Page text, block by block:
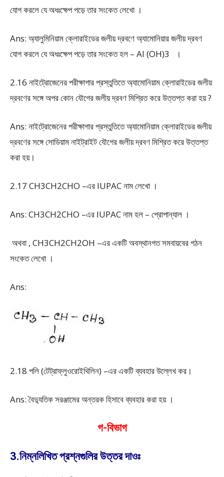
যোগ করলে যে অধঃক্ষেপ পড়ে তার সংকেত লেখো ।
Ans: অ্যালুমিনিয়াম ক্লোরাইডের জলীয় দ্রবণে অ্যামোনিয়ার জলীয় দ্রবণ
যোগ করলে যে অধঃক্ষেপ পড়ে তার সংকেত হল – Al (OH)3 ।
2.16 নাইট্রোজেনের পরীক্ষাগার প্রস্তুতিতে অ্যামোনিয়াম ক্লোরাইডের জলীয়
দ্রবণের সঙ্গে অপর কোন যৌগের জলীয় দ্রবণ মিশ্রিত করে উত্তপ্ত করা হয় ?
Ans: নাইট্রোজেনের পরীক্ষাগার প্রস্তুতিতে অ্যামোনিয়াম ক্লোরাইডের জলীয়
দ্রবণের সঙ্গে সোডিয়াম নাইট্রাইট যৌগের জলীয় দ্রবণ মিশ্রিত করে উত্তপ্ত
করা হয়।
2.17 CH3CH2CHO –এর IUPAC নাম লেখো ।
Ans: CH3CH2CHO –এর IUPAC নাম হল – প্রোপান্যাল ।
অথবা , CH3CH2CH2OH –এর একটি অবস্থানগত সমবায়বের গঠন
সংকেত লেখো ।
Ans:
2.18 পলি (টেট্রাফ্লুওরোইথিলিন) –এর একটি ব্যবহার উল্লেখ কর।
Ans: বৈদ্যুতিক সরঞ্জামের অন্তরক হিসাবে ব্যবহার করা হয় ।
গ-বিভাগ
3.নিম্নলিখিত প্রশ্নগুলির উত্তর দাওঃ